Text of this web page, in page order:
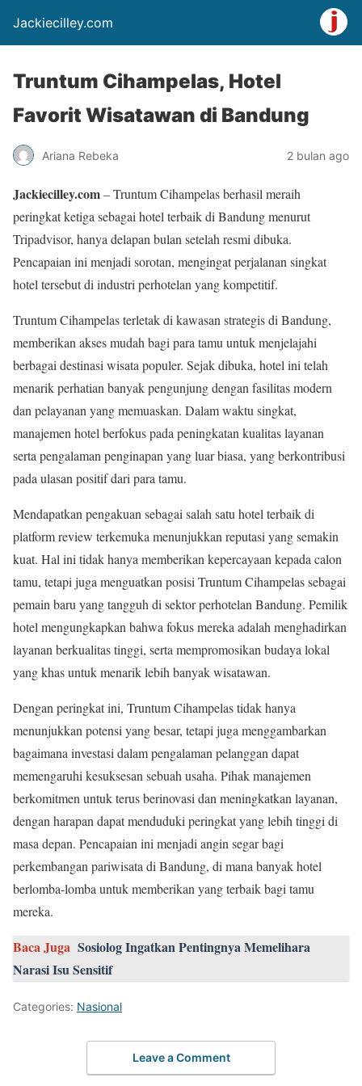
Jackiecilley.com
Truntum Cihampelas, Hotel
Favorit Wisatawan di Bandung
Ariana Rebeka 2 bulan ago
Jackiecilley.com– Truntum Cihampelas berhasil meraih
peringkat ketiga sebagai hotel terbaik di Bandung menurut
Tripadvisor, hanya delapan bulan setelah resmi dibuka.
Pencapaian ini menjadi sorotan, mengingat perjalanan singkat
hotel tersebut di industri perhotelan yang kompetitif.
Truntum Cihampelas terletak di kawasan strategis di Bandung,
memberikan akses mudah bagi para tamu untuk menjelajahi
berbagai destinasi wisata populer. Sejak dibuka, hotel ini telah
menarik perhatian banyak pengunjung dengan fasilitas modern
dan pelayanan yang memuaskan. Dalam waktu singkat,
manajemen hotel berfokus pada peningkatan kualitas layanan
serta pengalaman penginapan yang luar biasa, yang berkontribusi
pada ulasan positif dari para tamu.
Mendapatkan pengakuan sebagai salah satu hotel terbaik di
platform review terkemuka menunjukkan reputasi yang semakin
kuat. Hal ini tidak hanya memberikan kepercayaan kepada calon
tamu, tetapi juga menguatkan posisi Truntum Cihampelas sebagai
pemain baru yang tangguh di sektor perhotelan Bandung. Pemilik
hotel mengungkapkan bahwa fokus mereka adalah menghadirkan
layanan berkualitas tinggi, serta mempromosikan budaya lokal
yang khas untuk menarik lebih banyak wisatawan.
Dengan peringkat ini, Truntum Cihampelas tidak hanya
menunjukkan potensi yang besar, tetapi juga menggambarkan
bagaimana investasi dalam pengalaman pelanggan dapat
memengaruhi kesuksesan sebuah usaha. Pihak manajemen
berkomitmen untuk terus berinovasi dan meningkatkan layanan,
dengan harapan dapat menduduki peringkat yang lebih tinggi di
masa depan. Pencapaian ini menjadi angin segar bagi
perkembangan pariwisata di Bandung, di mana banyak hotel
berlomba-lomba untuk memberikan yang terbaik bagi tamu
mereka.
Baca Juga Sosiolog Ingatkan Pentingnya Memelihara
Narasi Isu Sensitif
Categories: Nasional
Leave a Comment